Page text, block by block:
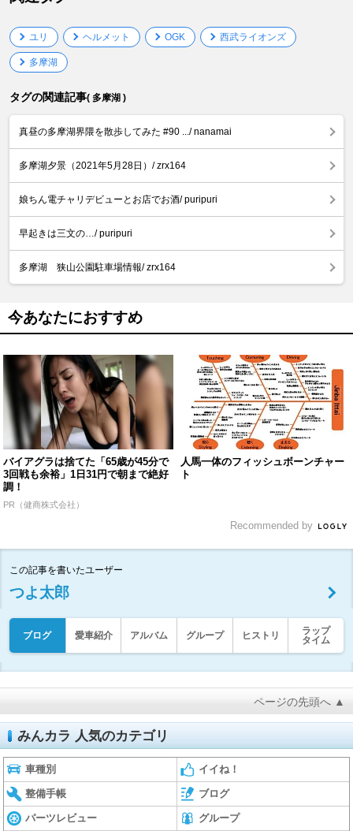
ユリ ヘルメット OGK 西武ライオンズ
多摩湖
タグの関連記事( 多摩湖 )
真昼の多摩湖界隈を散歩してみた #90 .../ nanamai
多摩湖夕景（2021年5月28日）/ zrx164
娘ちん電チャリデビューとお店でお酒/ puripuri
早起きは三文の…/ puripuri
多摩湖 狭山公園駐車場情報/ zrx164
今あなたにおすすめ
バイアグラは捨てた「65歳が45分で
3回戦も余裕」1日31円で朝まで絶好
調！
PR（健商株式会社）
人馬一体のフィッシュボーンチャー
ト
Recommended by
この記事を書いたユーザー
つよ太郎
ブログ 愛車紹介 アルバム グループ ヒストリ
ラップ
タイム
ページの先頭へ ▲
みんカラ 人気のカテゴリ
車種別 イイね！
整備手帳 ブログ
パーツレビュー グループ